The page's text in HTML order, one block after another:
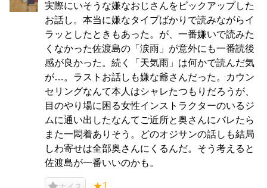
実際にいそうな嫌なおじさんをピックアップした
お話し。本当に嫌なタイプばかりで読みながらイ
ラッとしたときもあった。が、一番嫌いで読みた
くなかった佐渡島の「涙雨」が意外にも一番読後
感が良かった。続く「天気雨」は何かで読んだ気
が…。ラストお話しも嫌な爺さんだった。カウン
セリングなんて本人はシャレたつもりだろうが、
目のやり場に困る女性インストラクターのいるジ
ムに通い出したなんてご近所と奥さんにバレたら
また一悶着ありそう。どのオジサンの話しも結局
しわ寄せは全部奥さんにくるんだ。そう考えると
佐渡島が一番いいのかも。
★1